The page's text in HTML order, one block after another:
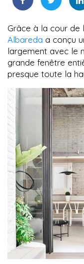
Grâce à la cour de
Albareda a conçu
largement avec le
grande fenêtre
presque toute la